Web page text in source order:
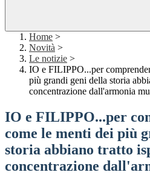
Home >
Novità >
Le notizie >
IO e FILIPPO...per
più grandi geni della storia
concentrazione dall'armonia
IO e FILIPPO...per
come le menti dei più
storia abbiano tratto
concentrazione